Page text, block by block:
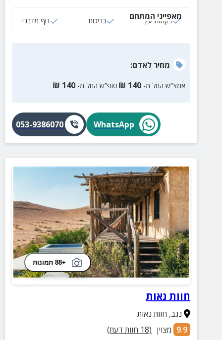
מאפייני המתחם
בקתות עץ בריכות נוף מדברי
מחירלאדם:
אמצ”ש החל מ- 140
₪ סופ”ש החל מ- 140
₪
WhatsApp
053-9386070
+88 תמונות
חוות נאות
נגב, חוות נאות
9.9 מצוין (
18 חוות דעת)